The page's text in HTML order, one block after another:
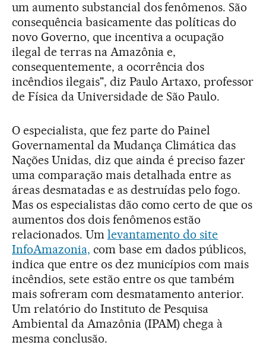
um aumento substancial dos fenômenos. São
consequência basicamente das políticas do
novo Governo, que incentiva a ocupação
ilegal de terras na Amazônia e,
consequentemente, a ocorrência dos
incêndios ilegais", diz Paulo Artaxo, professor
de Física da Universidade de São Paulo.
O especialista, que fez parte do Painel
Governamental da Mudança Climática das
Nações Unidas, diz que ainda é preciso fazer
uma comparação mais detalhada entre as
áreas desmatadas e as destruídas pelo fogo.
Mas os especialistas dão como certo de que os
aumentos dos dois fenômenos estão
relacionados. Um levantamento do site
InfoAmazonia, com base em dados públicos,
indica que entre os dez municípios com mais
incêndios, sete estão entre os que também
mais sofreram com desmatamento anterior.
Um relatório do Instituto de Pesquisa
Ambiental da Amazônia (IPAM) chega à
mesma conclusão.